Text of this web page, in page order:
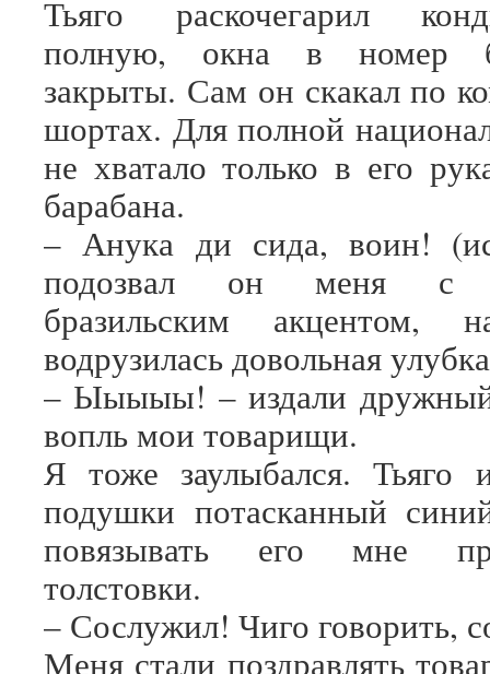
Тьяго раскочегарил
полную, окна в номер
закрыты. Сам он скакал по
шортах. Для полной
не хватало только в его
барабана.
– Анука ди сида, воин!
подозвал он меня с
бразильским акцентом,
водрузилась довольная
– Ыыыыы! – издали
вопль мои товарищи.
Я тоже заулыбался. Тьяго
подушки потасканный
повязывать его мне
толстовки.
– Сослужил! Чиго говорить,
Меня стали поздравлять